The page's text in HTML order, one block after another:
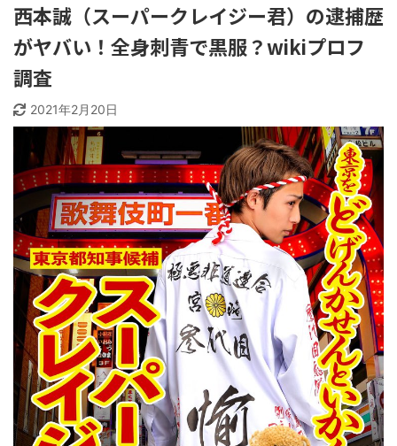
西本誠（スーパークレイジー君）の逮捕歴
がヤバい！全身刺青で黒服？wikiプロフ
調査
2021年2月20日